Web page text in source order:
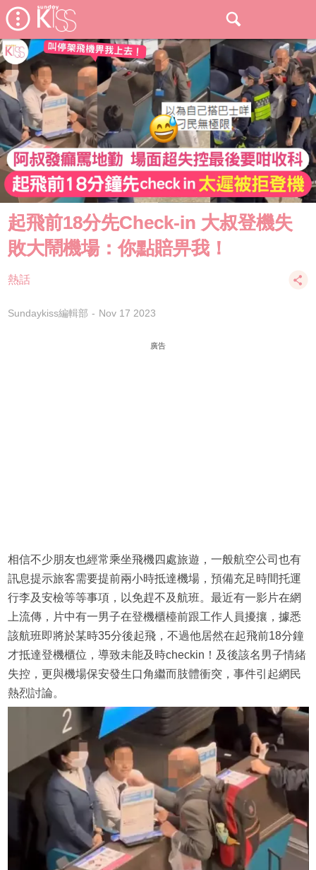
起飛前18分先Check-in 大叔登機失
敗大鬧機場：你點賠畀我！
熱話
Sundaykiss編輯部 Nov 17 2023
廣告
相信不少朋友也經常乘坐飛機四處旅遊，一般航空公司也有
訊息提示旅客需要提前兩小時抵達機場，預備充足時間托運
行李及安檢等等事項，以免趕不及航班。最近有一影片在網
上流傳，片中有一男子在登機櫃檯前跟工作人員擾攘，據悉
該航班即將於某時35分後起飛，不過他居然在起飛前18分鐘
才抵達登機櫃位，導致未能及時checkin！及後該名男子情緒
失控，更與機場保安發生口角繼而肢體衝突，事件引起網民
熱烈討論。